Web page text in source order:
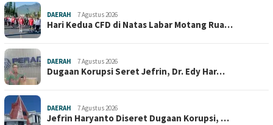
DAERAH 7 Agustus 2026
Hari Kedua CFD di Natas Labar Motang Rua…
DAERAH 7 Agustus 2026
Dugaan Korupsi Seret Jefrin, Dr. Edy Har…
DAERAH 7 Agustus 2026
Jefrin Haryanto Diseret Dugaan Korupsi, …